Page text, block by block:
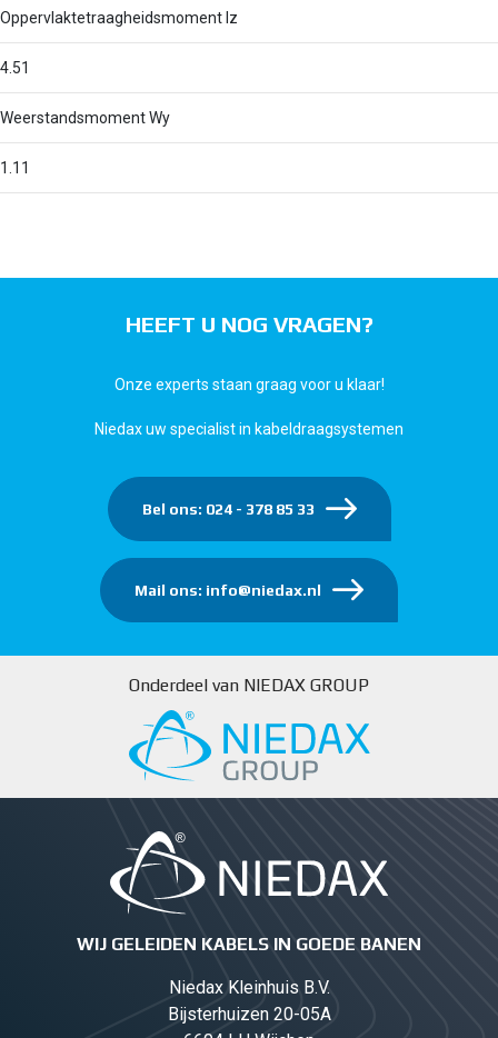
Oppervlaktetraagheidsmoment Iz
4.51
Weerstandsmoment Wy
1.11
HEEFT U NOG VRAGEN?
Onze experts staan graag voor u klaar!
Niedax uw specialist in kabeldraagsystemen
Bel ons: 024 - 378 85 33
Mail ons: info@niedax.nl
Onderdeel van NIEDAX GROUP
WIJ GELEIDEN KABELS IN GOEDE BANEN
Niedax Kleinhuis B.V.
Bijsterhuizen 20-05A